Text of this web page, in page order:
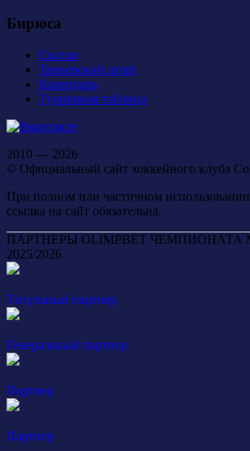
Бирюса
Состав
Тренерский штаб
Календарь
Турнирная таблица
2010 — 2026
© Официальный сайт хоккейного клуба
При полном или частичном
ссылка на сайт обязательна.
ПАРТНЕРЫ OLIMPBET ЧЕМПИОНАТА
2025/2026
Титульный партнер
Генеральный партнер
Партнер
Партнер